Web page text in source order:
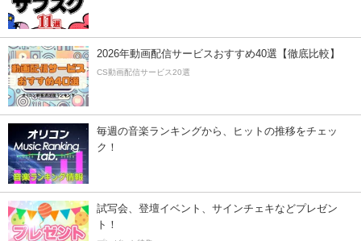
2026年動画配信サービスおすすめ40選【徹底比較】
CS動画配信サービス20選
毎週の音楽ランキングから、ヒットの推移をチェッ
ク！
試写会、登壇イベント、サインチェキなどプレゼン
ト！